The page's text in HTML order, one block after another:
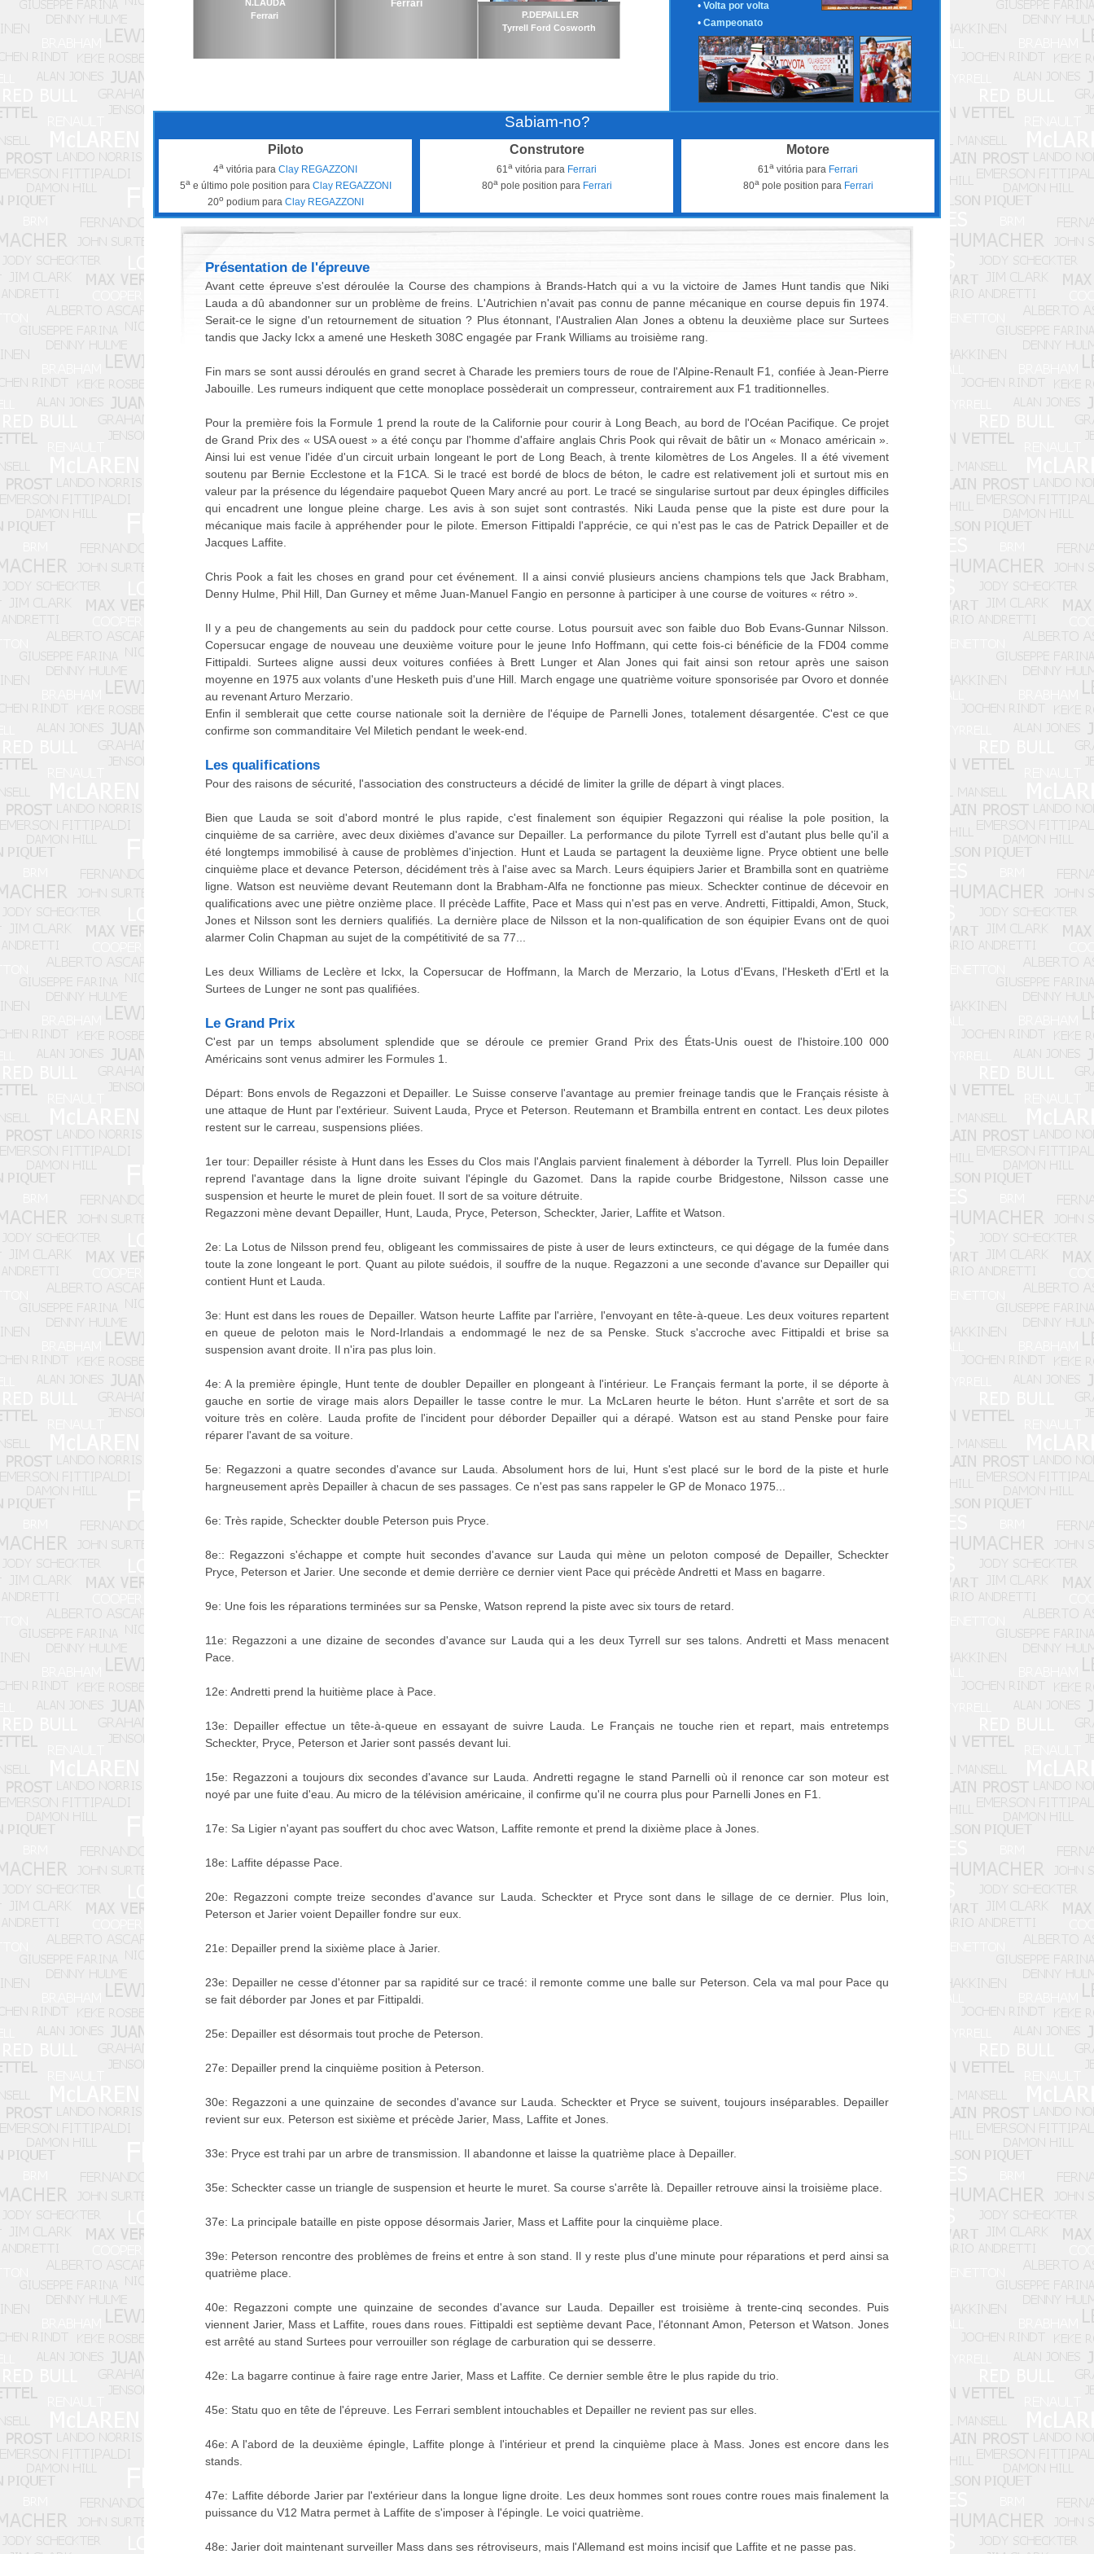
N.LAUDA
Ferrari
Ferrari
P.DEPAILLER
Tyrrell Ford Cosworth
• Volta por volta
• Campeonato
Sabiam-no?
Piloto
4a vitória para Clay REGAZZONI
5ae último pole position para Clay REGAZZONI
20o podium para Clay REGAZZONI
Construtore
61a vitória para Ferrari
80apole position para Ferrari
Motore
61a vitória para Ferrari
80apole position para Ferrari
Présentation de l'épreuve
Avant cette épreuve s'est déroulée la Course des champions à Brands-Hatch qui a vu la victoire de James Hunt tandis que Niki
Lauda a dû abandonner sur un problème de freins. L'Autrichien n'avait pas connu de panne mécanique en course depuis fin 1974.
Serait-ce le signe d'un retournement de situation ? Plus étonnant, l'Australien Alan Jones a obtenu la deuxième place sur Surtees
tandis que Jacky Ickx a amené une Hesketh 308C engagée par Frank Williams au troisième rang.
Fin mars se sont aussi déroulés en grand secret à Charade les premiers tours de roue de l'Alpine-Renault F1, confiée à Jean-Pierre
Jabouille. Les rumeurs indiquent que cette monoplace possèderait un compresseur, contrairement aux F1 traditionnelles.
Pour la première fois la Formule 1 prend la route de la Californie pour courir à Long Beach, au bord de l'Océan Pacifique. Ce projet
de Grand Prix des « USA ouest » a été conçu par l'homme d'affaire anglais Chris Pook qui rêvait de bâtir un « Monaco américain ».
Ainsi lui est venue l'idée d'un circuit urbain longeant le port de Long Beach, à trente kilomètres de Los Angeles. Il a été vivement
soutenu par Bernie Ecclestone et la F1CA. Si le tracé est bordé de blocs de béton, le cadre est relativement joli et surtout mis en
valeur par la présence du légendaire paquebot Queen Mary ancré au port. Le tracé se singularise surtout par deux épingles difficiles
qui encadrent une longue pleine charge. Les avis à son sujet sont contrastés. Niki Lauda pense que la piste est dure pour la
mécanique mais facile à appréhender pour le pilote. Emerson Fittipaldi l'apprécie, ce qui n'est pas le cas de Patrick Depailler et de
Jacques Laffite.
Chris Pook a fait les choses en grand pour cet événement. Il a ainsi convié plusieurs anciens champions tels que Jack Brabham,
Denny Hulme, Phil Hill, Dan Gurney et même Juan-Manuel Fangio en personne à participer à une course de voitures « rétro ».
Il y a peu de changements au sein du paddock pour cette course. Lotus poursuit avec son faible duo Bob Evans-Gunnar Nilsson.
Copersucar engage de nouveau une deuxième voiture pour le jeune Info Hoffmann, qui cette fois-ci bénéficie de la FD04 comme
Fittipaldi. Surtees aligne aussi deux voitures confiées à Brett Lunger et Alan Jones qui fait ainsi son retour après une saison
moyenne en 1975 aux volants d'une Hesketh puis d'une Hill. March engage une quatrième voiture sponsorisée par Ovoro et donnée
au revenant Arturo Merzario.
Enfin il semblerait que cette course nationale soit la dernière de l'équipe de Parnelli Jones, totalement désargentée. C'est ce que
confirme son commanditaire Vel Miletich pendant le week-end.
Les qualifications
Pour des raisons de sécurité, l'association des constructeurs a décidé de limiter la grille de départ à vingt places.
Bien que Lauda se soit d'abord montré le plus rapide, c'est finalement son équipier Regazzoni qui réalise la pole position, la
cinquième de sa carrière, avec deux dixièmes d'avance sur Depailler. La performance du pilote Tyrrell est d'autant plus belle qu'il a
été longtemps immobilisé à cause de problèmes d'injection. Hunt et Lauda se partagent la deuxième ligne. Pryce obtient une belle
cinquième place et devance Peterson, décidément très à l'aise avec sa March. Leurs équipiers Jarier et Brambilla sont en quatrième
ligne. Watson est neuvième devant Reutemann dont la Brabham-Alfa ne fonctionne pas mieux. Scheckter continue de décevoir en
qualifications avec une piètre onzième place. Il précède Laffite, Pace et Mass qui n'est pas en verve. Andretti, Fittipaldi, Amon, Stuck,
Jones et Nilsson sont les derniers qualifiés. La dernière place de Nilsson et la non-qualification de son équipier Evans ont de quoi
alarmer Colin Chapman au sujet de la compétitivité de sa 77...
Les deux Williams de Leclère et Ickx, la Copersucar de Hoffmann, la March de Merzario, la Lotus d'Evans, l'Hesketh d'Ertl et la
Surtees de Lunger ne sont pas qualifiées.
Le Grand Prix
C'est par un temps absolument splendide que se déroule ce premier Grand Prix des États-Unis ouest de l'histoire.100 000
Américains sont venus admirer les Formules 1.
Départ: Bons envols de Regazzoni et Depailler. Le Suisse conserve l'avantage au premier freinage tandis que le Français résiste à
une attaque de Hunt par l'extérieur. Suivent Lauda, Pryce et Peterson. Reutemann et Brambilla entrent en contact. Les deux pilotes
restent sur le carreau, suspensions pliées.
1er tour: Depailler résiste à Hunt dans les Esses du Clos mais l'Anglais parvient finalement à déborder la Tyrrell. Plus loin Depailler
reprend l'avantage dans la ligne droite suivant l'épingle du Gazomet. Dans la rapide courbe Bridgestone, Nilsson casse une
suspension et heurte le muret de plein fouet. Il sort de sa voiture détruite.
Regazzoni mène devant Depailler, Hunt, Lauda, Pryce, Peterson, Scheckter, Jarier, Laffite et Watson.
2e: La Lotus de Nilsson prend feu, obligeant les commissaires de piste à user de leurs extincteurs, ce qui dégage de la fumée dans
toute la zone longeant le port. Quant au pilote suédois, il souffre de la nuque. Regazzoni a une seconde d'avance sur Depailler qui
contient Hunt et Lauda.
3e: Hunt est dans les roues de Depailler. Watson heurte Laffite par l'arrière, l'envoyant en tête-à-queue. Les deux voitures repartent
en queue de peloton mais le Nord-Irlandais a endommagé le nez de sa Penske. Stuck s'accroche avec Fittipaldi et brise sa
suspension avant droite. Il n'ira pas plus loin.
4e: A la première épingle, Hunt tente de doubler Depailler en plongeant à l'intérieur. Le Français fermant la porte, il se déporte à
gauche en sortie de virage mais alors Depailler le tasse contre le mur. La McLaren heurte le béton. Hunt s'arrête et sort de sa
voiture très en colère. Lauda profite de l'incident pour déborder Depailler qui a dérapé. Watson est au stand Penske pour faire
réparer l'avant de sa voiture.
5e: Regazzoni a quatre secondes d'avance sur Lauda. Absolument hors de lui, Hunt s'est placé sur le bord de la piste et hurle
hargneusement après Depailler à chacun de ses passages. Ce n'est pas sans rappeler le GP de Monaco 1975...
6e: Très rapide, Scheckter double Peterson puis Pryce.
8e:: Regazzoni s'échappe et compte huit secondes d'avance sur Lauda qui mène un peloton composé de Depailler, Scheckter
Pryce, Peterson et Jarier. Une seconde et demie derrière ce dernier vient Pace qui précède Andretti et Mass en bagarre.
9e: Une fois les réparations terminées sur sa Penske, Watson reprend la piste avec six tours de retard.
11e: Regazzoni a une dizaine de secondes d'avance sur Lauda qui a les deux Tyrrell sur ses talons. Andretti et Mass menacent
Pace.
12e: Andretti prend la huitième place à Pace.
13e: Depailler effectue un tête-à-queue en essayant de suivre Lauda. Le Français ne touche rien et repart, mais entretemps
Scheckter, Pryce, Peterson et Jarier sont passés devant lui.
15e: Regazzoni a toujours dix secondes d'avance sur Lauda. Andretti regagne le stand Parnelli où il renonce car son moteur est
noyé par une fuite d'eau. Au micro de la télévision américaine, il confirme qu'il ne courra plus pour Parnelli Jones en F1.
17e: Sa Ligier n'ayant pas souffert du choc avec Watson, Laffite remonte et prend la dixième place à Jones.
18e: Laffite dépasse Pace.
20e: Regazzoni compte treize secondes d'avance sur Lauda. Scheckter et Pryce sont dans le sillage de ce dernier. Plus loin,
Peterson et Jarier voient Depailler fondre sur eux.
21e: Depailler prend la sixième place à Jarier.
23e: Depailler ne cesse d'étonner par sa rapidité sur ce tracé: il remonte comme une balle sur Peterson. Cela va mal pour Pace qu
se fait déborder par Jones et par Fittipaldi.
25e: Depailler est désormais tout proche de Peterson.
27e: Depailler prend la cinquième position à Peterson.
30e: Regazzoni a une quinzaine de secondes d'avance sur Lauda. Scheckter et Pryce se suivent, toujours inséparables. Depailler
revient sur eux. Peterson est sixième et précède Jarier, Mass, Laffite et Jones.
33e: Pryce est trahi par un arbre de transmission. Il abandonne et laisse la quatrième place à Depailler.
35e: Scheckter casse un triangle de suspension et heurte le muret. Sa course s'arrête là. Depailler retrouve ainsi la troisième place.
37e: La principale bataille en piste oppose désormais Jarier, Mass et Laffite pour la cinquième place.
39e: Peterson rencontre des problèmes de freins et entre à son stand. Il y reste plus d'une minute pour réparations et perd ainsi sa
quatrième place.
40e: Regazzoni compte une quinzaine de secondes d'avance sur Lauda. Depailler est troisième à trente-cinq secondes. Puis
viennent Jarier, Mass et Laffite, roues dans roues. Fittipaldi est septième devant Pace, l'étonnant Amon, Peterson et Watson. Jones
est arrêté au stand Surtees pour verrouiller son réglage de carburation qui se desserre.
42e: La bagarre continue à faire rage entre Jarier, Mass et Laffite. Ce dernier semble être le plus rapide du trio.
45e: Statu quo en tête de l'épreuve. Les Ferrari semblent intouchables et Depailler ne revient pas sur elles.
46e: A l'abord de la deuxième épingle, Laffite plonge à l'intérieur et prend la cinquième place à Mass. Jones est encore dans les
stands.
47e: Laffite déborde Jarier par l'extérieur dans la longue ligne droite. Les deux hommes sont roues contre roues mais finalement la
puissance du V12 Matra permet à Laffite de s'imposer à l'épingle. Le voici quatrième.
48e: Jarier doit maintenant surveiller Mass dans ses rétroviseurs, mais l'Allemand est moins incisif que Laffite et ne passe pas.